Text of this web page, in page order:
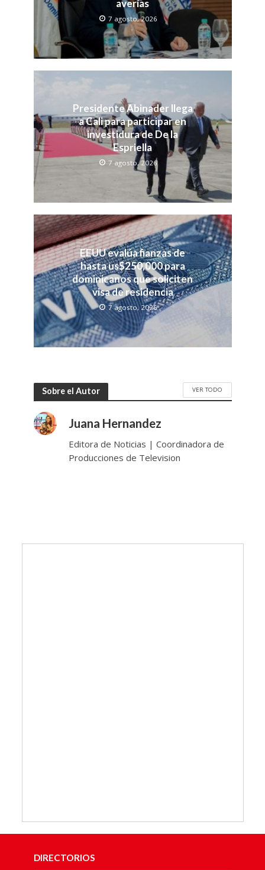
averías
7 agosto, 2026
Presidente Abinader llega
a Cali para participar en
investidura de De la
Espriella
7 agosto, 2026
EEUU evalúa fianzas de
hasta us$250,000 para
dominicanos que soliciten
visa de residencia
7 agosto, 2026
Sobre el Autor VER TODO
Juana Hernandez
Editora de Noticias | Coordinadora de
Producciones de Television
DIRECTORIOS